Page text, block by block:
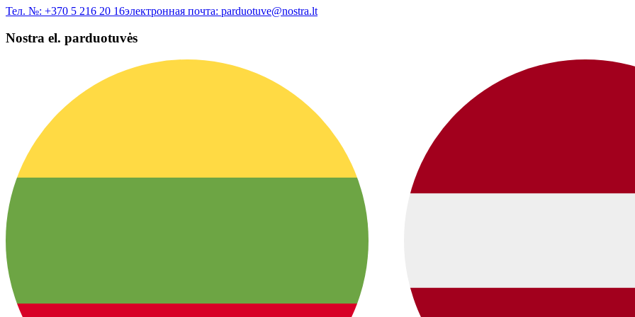
Тел. №: +370 5 216 20 16электронная почта: parduotuve@nostra.lt
Nostra el. parduotuvės